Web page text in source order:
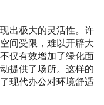
出极大的灵活性。许
间受限，难以开辟大
仅有效增加了绿化面
提供了场所。这样的
现代办公对环境舒适